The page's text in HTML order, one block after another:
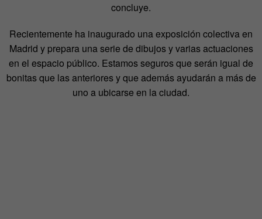
concluye.
Recientemente ha inaugurado una exposición colectiva en
Madrid y prepara una serie de dibujos y varias actuaciones
en el espacio público. Estamos seguros que serán igual de
bonitas que las anteriores y que además ayudarán a más de
uno a ubicarse en la ciudad.